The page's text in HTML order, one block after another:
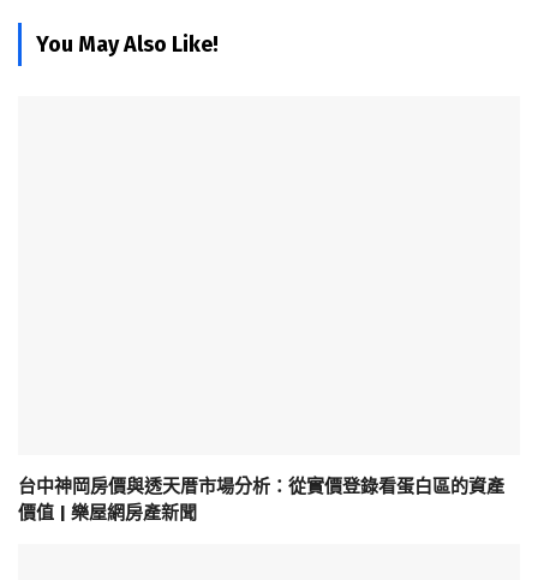
You May Also Like!
台中神岡房價與透天厝市場分析：從實價登錄看蛋白區的資產
價值 | 樂屋網房產新聞